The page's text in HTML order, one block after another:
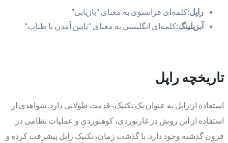
راپل:کلمه‌ای فرانسوی به معنای “بازیابی”
آبزیلینگ:کلمه‌ای انگلیسی به معنای “پایین آمدن با طناب”
تاریخچه راپل
استفاده از راپل به عنوان یک تکنیک، قدمت طولانی دارد. شواهدی از
استفاده از این روش در غارنوردی، کوهنوردی و عملیات نظامی در
قرون گذشته وجود دارد. با گذشت زمان، تکنیک راپل پیشرفت کرده و